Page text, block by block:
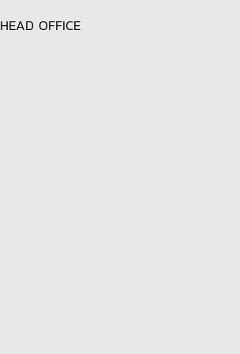
HEAD OFFICE